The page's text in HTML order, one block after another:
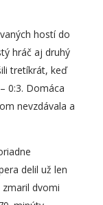
hostí do
hráč aj druhý
tretíkrát, keď
0:3. Domáca
nevzdávala a
delil už len
dvomi